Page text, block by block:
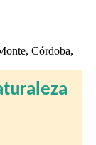
Córdoba,